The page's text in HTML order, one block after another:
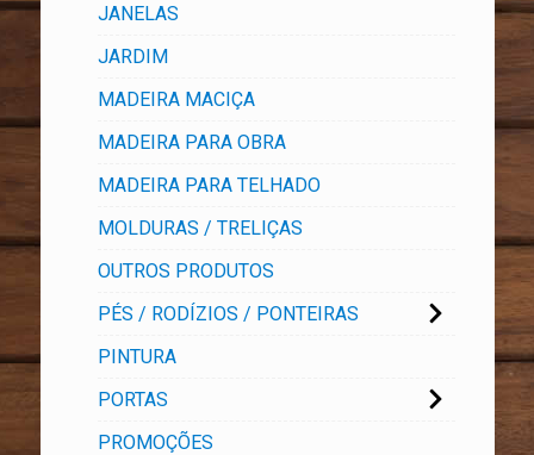
JANELAS
JARDIM
MADEIRA MACIÇA
MADEIRA PARA OBRA
MADEIRA PARA TELHADO
MOLDURAS / TRELIÇAS
OUTROS PRODUTOS
PÉS / RODÍZIOS / PONTEIRAS
PINTURA
PORTAS
PROMOÇÕES